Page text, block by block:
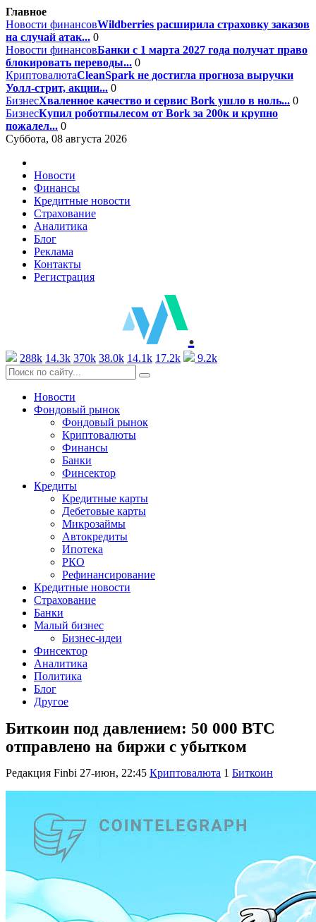
Главное
Новости финансовWildberries расширила страховку заказов
на случай атак... 0
Новости финансовБанки с 1 марта 2027 года получат право
блокировать переводы... 0
КриптовалютаCleanSpark не достигла прогноза выручки
Уолл-стрит, акции... 0
БизнесХваленное качество и сервис Bork ушло в ноль... 0
БизнесКупил роботпылесом от Bork за 200к и крупно
пожалел... 0
Суббота, 08 августа 2026
Новости
Финансы
Кредитные новости
Страхование
Аналитика
Блог
Реклама
Контакты
Регистрация
.
288k 14.3k 370k 38.0k 14.1k 17.2k 9.2k
Новости
Фондовый рынок
Фондовый рынок
Криптовалюты
Финансы
Банки
Финсектор
Кредиты
Кредитные карты
Дебетовые карты
Микрозаймы
Автокредиты
Ипотека
РКО
Рефинансирование
Кредитные новости
Страхование
Банки
Малый бизнес
Бизнес-идеи
Финсектор
Аналитика
Политика
Блог
Другое
Биткоин под давлением: 50 000 BTC
отправлено на биржи с убытком
Редакция Finbi 27-июн, 22:45 Криптовалюта 1 Биткоин